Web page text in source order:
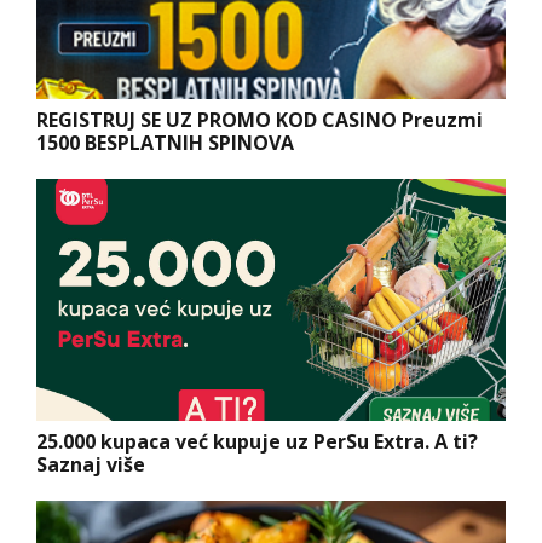
REGISTRUJ SE UZ PROMO KOD CASINO Preuzmi
1500 BESPLATNIH SPINOVA
25.000 kupaca već kupuje uz PerSu Extra. A ti?
Saznaj više